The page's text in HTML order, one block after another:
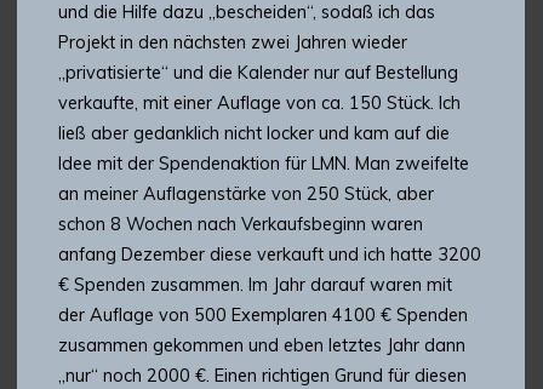
und die Hilfe dazu „bescheiden“, sodaß ich das
Projekt in den nächsten zwei Jahren wieder
„privatisierte“ und die Kalender nur auf Bestellung
verkaufte, mit einer Auflage von ca. 150 Stück. Ich
ließ aber gedanklich nicht locker und kam auf die
Idee mit der Spendenaktion für LMN. Man zweifelte
an meiner Auflagenstärke von 250 Stück, aber
schon 8 Wochen nach Verkaufsbeginn waren
anfang Dezember diese verkauft und ich hatte 3200
€ Spenden zusammen. Im Jahr darauf waren mit
der Auflage von 500 Exemplaren 4100 € Spenden
zusammen gekommen und eben letztes Jahr dann
„nur“ noch 2000 €. Einen richtigen Grund für diesen